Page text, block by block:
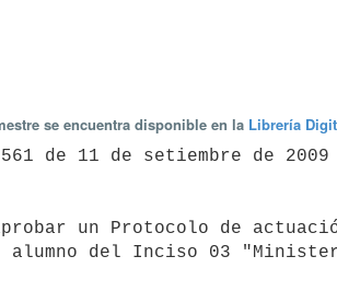
se encuentra disponible en la Librería
del Inciso 03